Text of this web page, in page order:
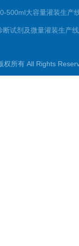
500ml大容量灌装生产
断试剂及微量灌装生产线
雾剂生产线
权所有 All Rights